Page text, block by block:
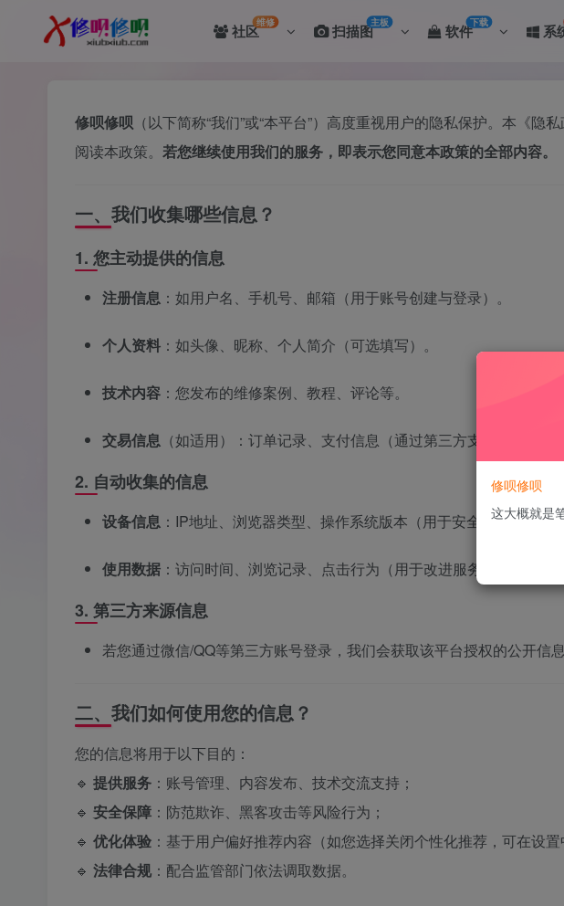
社区维修 扫描图主板 软件下载 系
修呗修呗 （以下简称“我们”或“本平台”）高度重视用户的隐私保护。本《
阅读本政策。 若您继续使用我们的服务，即表示您同意本政策的全部内容。
一、我们收集哪些信息？
1. 您主动提供的信息
注册信息 ：如用户名、手机号、邮箱（用于账号创建与登录）。
个人资料 ：如头像、昵称、个人简介（可选填写）。
技术内容 ：您发布的维修案例、教程、评论等。
交易信息 （如适用）：订单记录、支付信息（通过第三方支付平台处理）
2. 自动收集的信息
设备信息 ：IP地址、浏览器类型、操作系统版本（用于安全风控与兼容
使用数据 ：访问时间、浏览记录、点击行为（用于改进服务体验）。
3. 第三方来源信息
若您通过微信/QQ等第三方账号登录，我们会获取该平台授权的公开信
二、我们如何使用您的信息？
您的信息将用于以下目的：
🔹 提供服务 ：账号管理、内容发布、技术交流支持；
🔹 安全保障 ：防范欺诈、黑客攻击等风险行为；
🔹 优化体验 ：基于用户偏好推荐内容（如您选择关闭个性化推荐，可在设置
🔹 法律合规 ：配合监管部门依法调取数据。
修呗修呗
这大概就是